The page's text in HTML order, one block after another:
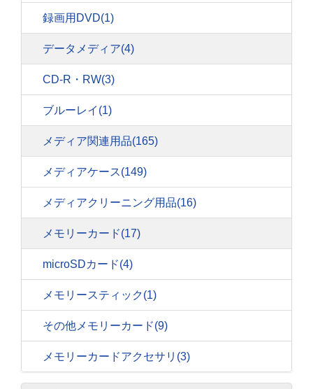
録画用DVD(1)
データメディア(4)
CD-R・RW(3)
ブルーレイ (1)
メディア関連用品(165)
メディアケース(149)
メディアクリーニング用品(16)
メモリーカード(17)
microSDカード(4)
メモリースティック(1)
その他メモリーカード(9)
メモリーカードアクセサリ (3)